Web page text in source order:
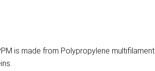
is made from Polypropylene